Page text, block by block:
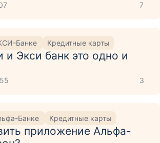
7
Банке Кредитные карты
Экси банк это одно и
3
Банке Кредитные карты
приложение Aльфа-